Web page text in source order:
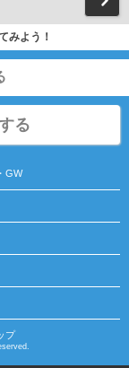
みよう！
る
GW
プ